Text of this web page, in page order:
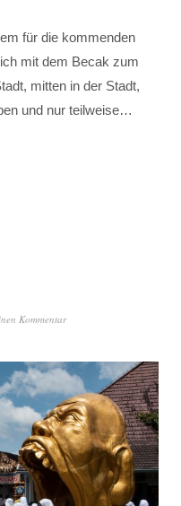
für die kommenden
mit dem Becak zum
mitten in der Stadt,
und nur teilweise…
Kommentar